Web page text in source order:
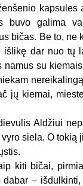
buvo galima
bičas. Be to,
dar nuo tų
namus su
jų kiemai,
Aldžiui
siela. O
kiti bičai,
–